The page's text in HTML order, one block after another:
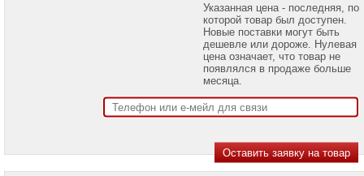
Name
Указанная цена - последняя, по
которой товар был доступен.
Новые поставки могут быть
дешевле или дороже. Нулевая
цена означает, что товар не
появлялся в продаже больше
месяца.